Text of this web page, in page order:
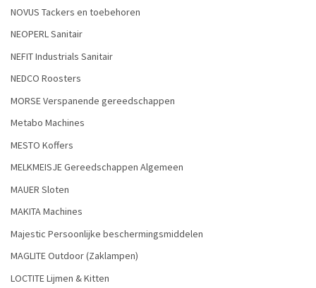
NOVUS Tackers en toebehoren
NEOPERL Sanitair
NEFIT Industrials Sanitair
NEDCO Roosters
MORSE Verspanende gereedschappen
Metabo Machines
MESTO Koffers
MELKMEISJE Gereedschappen Algemeen
MAUER Sloten
MAKITA Machines
Majestic Persoonlijke beschermingsmiddelen
MAGLITE Outdoor (Zaklampen)
LOCTITE Lijmen & Kitten